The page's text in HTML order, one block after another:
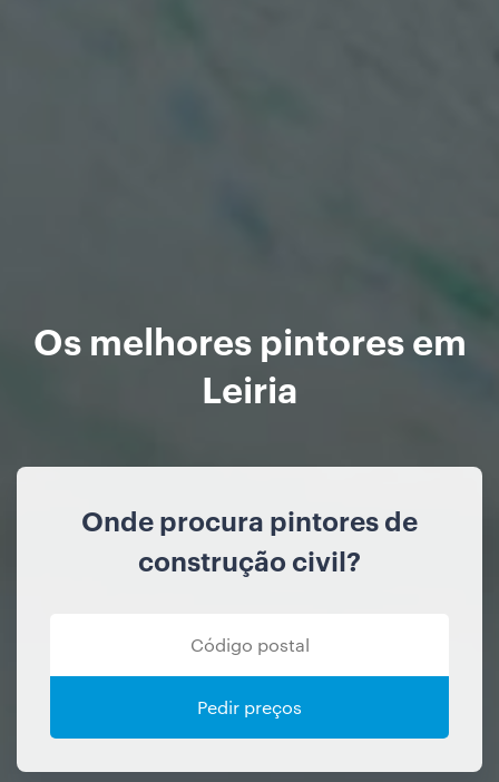
Os melhores pintores em
Leiria
Onde procura pintores de
construção civil?
Pedir preços